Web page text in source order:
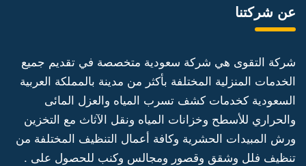
عن شركتنا
شركة التقوى هي شركة سعودية متخصصة في تقديم جميع
الخدمات المنزلية المختلفة بأكثر من مدينة بالمملكة العربية
السعودية كخدمات كشف تسرب المياه والعزل المائى
والحراري للأسطح وخزانات المياه ونقل الآثاث مع التخزين
ورش المبيدات الحشرية وكافة أعمال التنظيف المختلفة من
تنظيف فلل وشقق وقصور ومجالس وكنب للحصول على .